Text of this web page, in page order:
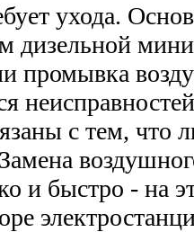
ухода.
дизельной
промывка
с тем, что
и быстро - на